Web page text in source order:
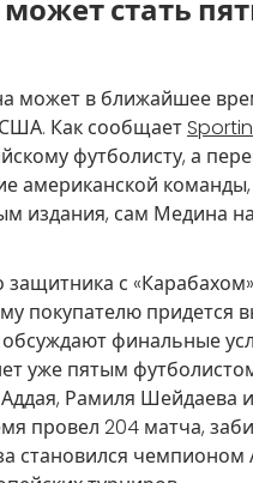
стать
может в ближайшее
Как сообщает
футболисту, а
американской
издания, сам Медина
с
покупателю придется
финальные
уже пятым
Рамиля Шейдаева
провел 204 матча,
становился чемпионом